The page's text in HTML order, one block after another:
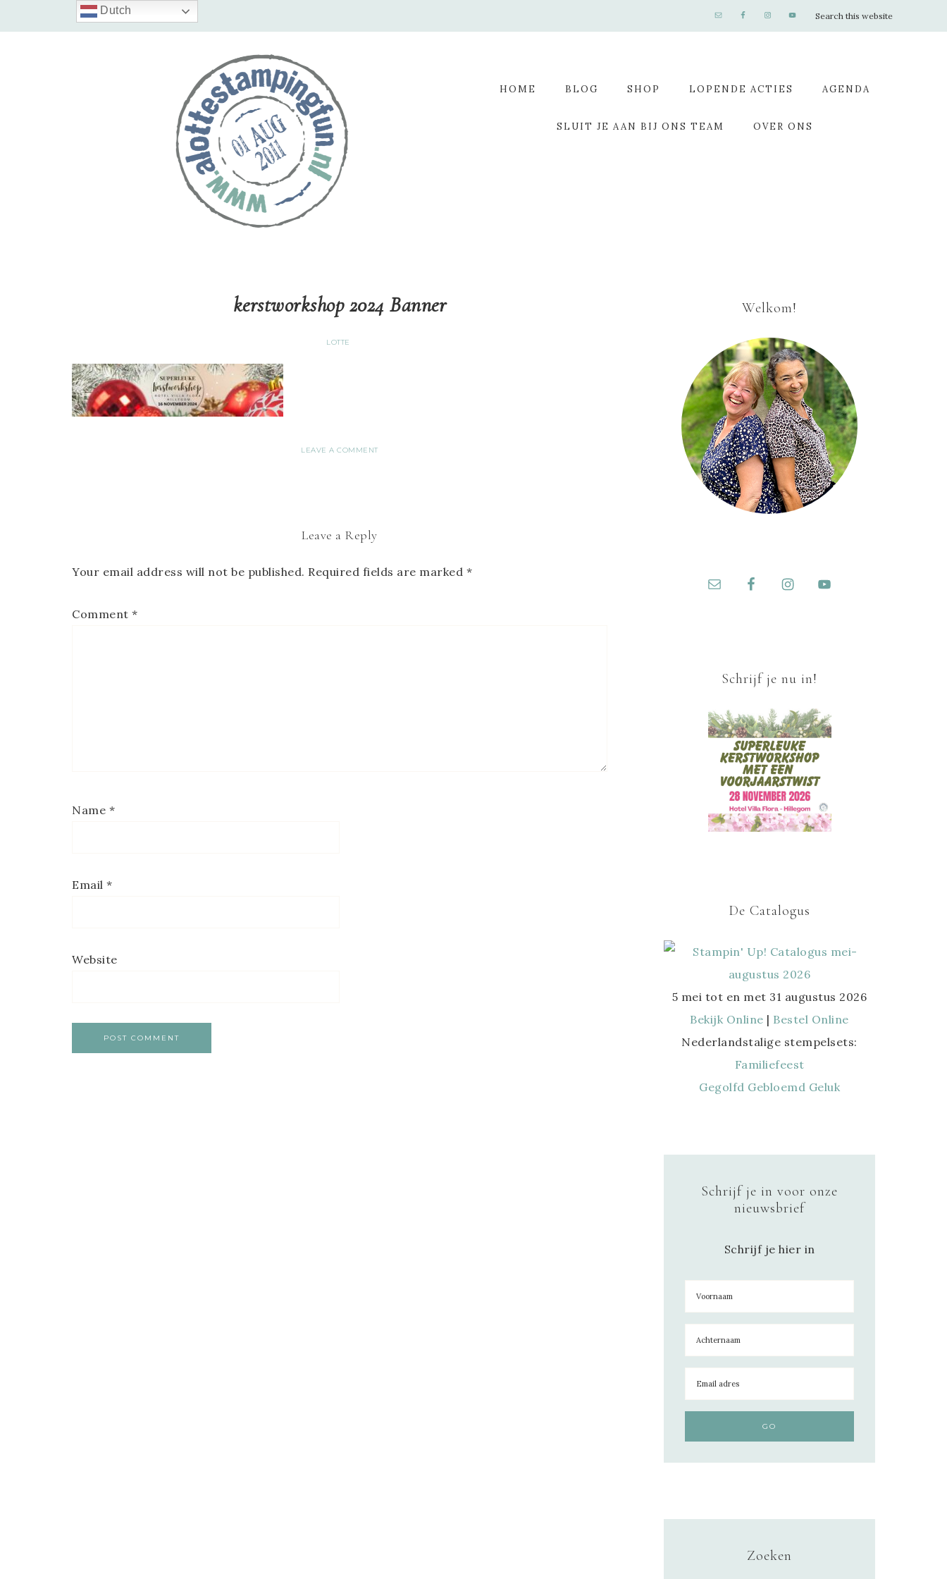
HOME BLOG SHOP LOPENDE ACTIES AGENDA
SLUIT JE AAN BIJ ONS TEAM OVER ONS
kerstworkshop 2024 Banner
LOTTE
LEAVE A COMMENT
Leave a Reply
Your email address will not be published. Required fields are marked *
Comment *
Name *
Email *
Website
Welkom!
Schrijf je nu in!
De Catalogus
5 mei tot en met 31 augustus 2026
Bekijk Online | Bestel Online
Nederlandstalige stempelsets:
Familiefeest
Gegolfd Gebloemd Geluk
Schrijf je in voor onze
nieuwsbrief
Schrijf je hier in
Zoeken
Dutch